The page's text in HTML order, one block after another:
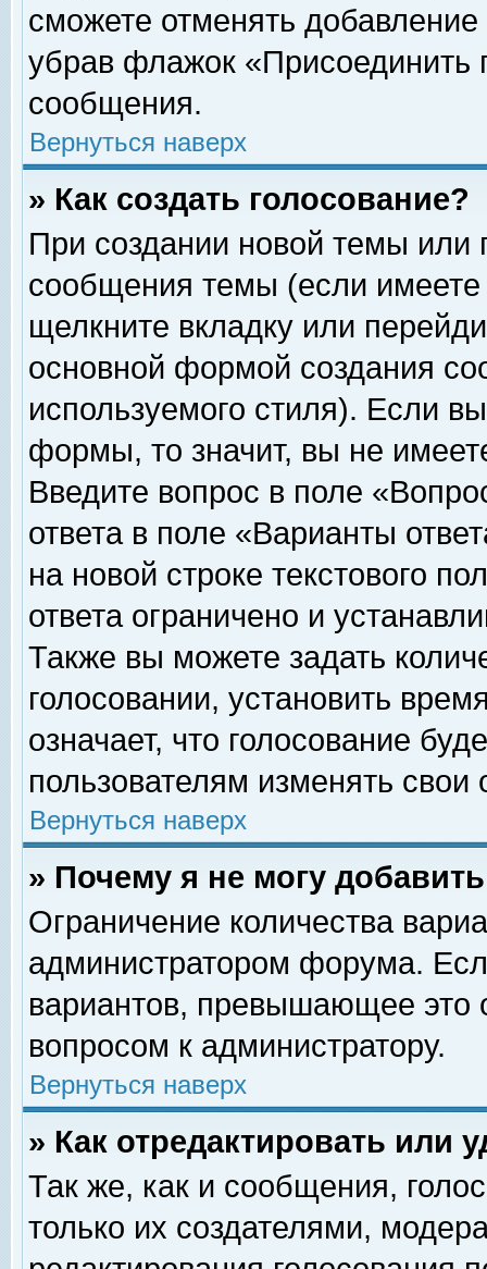
сможете отменять
убрав флажок «Присоединить
сообщения.
Вернуться наверх
» Как создать голосование?
При создании новой темы или
сообщения темы (если
щелкните вкладку или
основной формой создания
используемого стиля). Если
формы, то значит, вы не
Введите вопрос в поле
ответа в поле «Варианты
на новой строке текстового
ответа ограничено и
Также вы можете задать
голосовании, установить
означает, что голосование
пользователям изменять свои
Вернуться наверх
» Почему я не могу
Ограничение количества
администратором форума.
вариантов, превышающее это
вопросом к администратору.
Вернуться наверх
» Как отредактировать или
Так же, как и сообщения,
только их создателями,